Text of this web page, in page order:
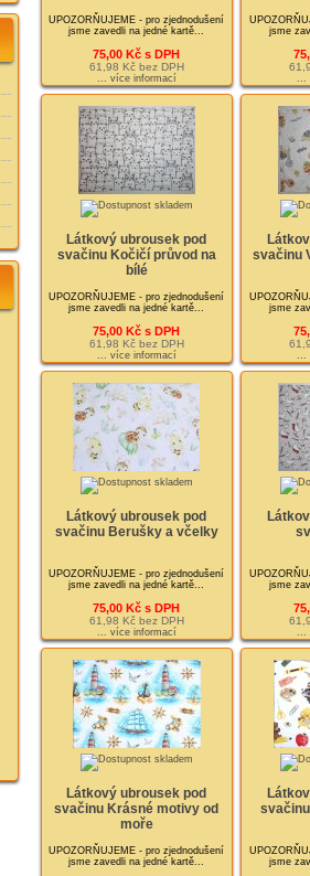
UPOZORŇUJEME - pro zjednodušení
jsme zavedli na jedné kartě...
75,00 Kč s DPH
61,98 Kč bez DPH
... více informací
jsme
Látkový ubrousek pod
svačinu Kočičí průvod na
bílé
UPOZORŇUJEME - pro zjednodušení
jsme zavedli na jedné kartě...
75,00 Kč s DPH
61,98 Kč bez DPH
... více informací
svačinu
jsme
Látkový ubrousek pod
svačinu Berušky a včelky
UPOZORŇUJEME - pro zjednodušení
jsme zavedli na jedné kartě...
75,00 Kč s DPH
61,98 Kč bez DPH
... více informací
jsme
Látkový ubrousek pod
svačinu Krásné motivy od
moře
UPOZORŇUJEME - pro zjednodušení
jsme zavedli na jedné kartě...
jsme